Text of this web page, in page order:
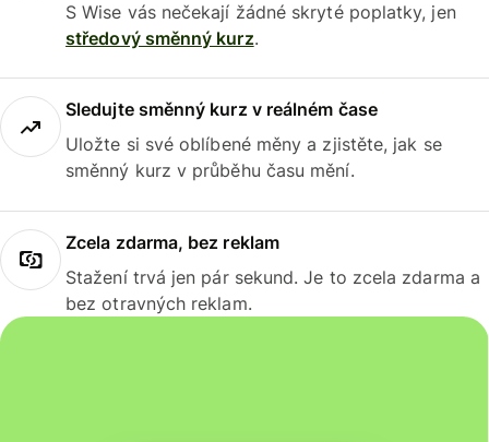
S Wise vás nečekají žádné skryté poplatky, jen
středový směnný kurz.
Sledujte směnný kurz v reálném čase
Uložte si své oblíbené měny a zjistěte, jak se
směnný kurz v průběhu času mění.
Zcela zdarma, bez reklam
Stažení trvá jen pár sekund. Je to zcela zdarma a
bez otravných reklam.